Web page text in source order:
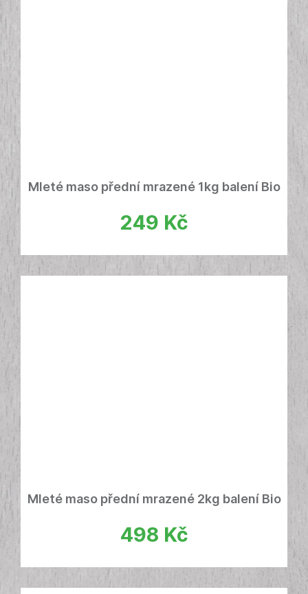
Mleté maso přední mrazené 1kg balení Bio
249 Kč
Mleté maso přední mrazené 2kg balení Bio
498 Kč